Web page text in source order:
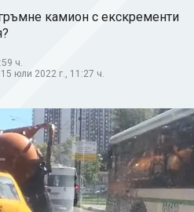
камион с екскременти
ч.
юли 2022 г., 11:27 ч.